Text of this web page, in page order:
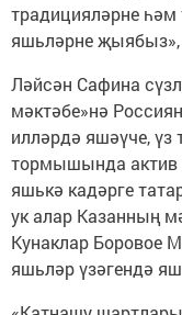
традицияләрне һәм
яшьләрне
Ләйсән Сафина
мәктәбе»нә
илләрдә яшәүче,
тормышында актив
яшькә кадәрге
ук алар Казанның
Кунаклар Боровое
яшьләр үзәгендә